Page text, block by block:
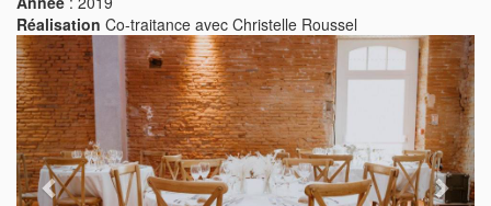
Réalisation Co-traitance avec Christelle Roussel
Previous Next